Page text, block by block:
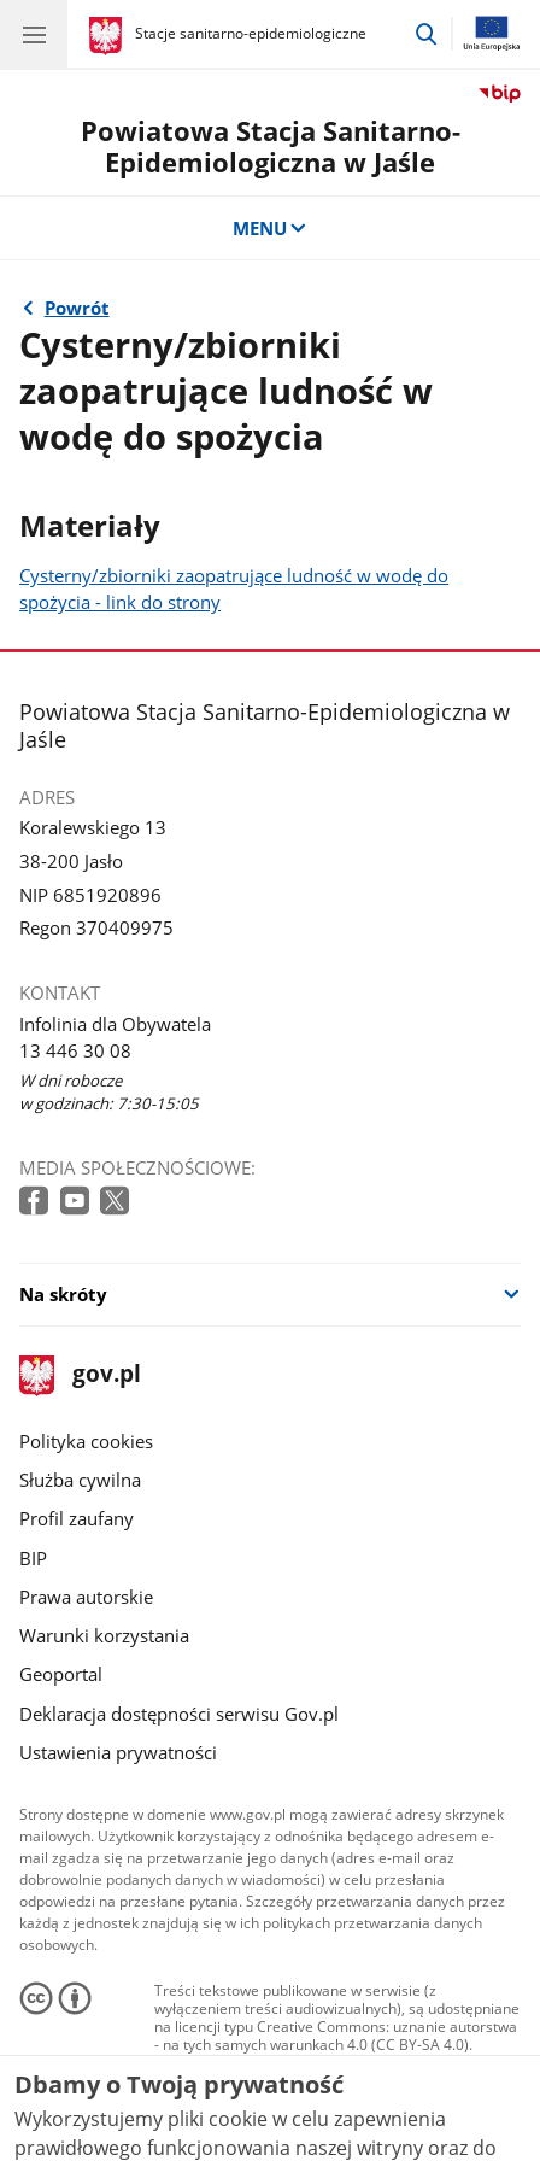
gov.pl
Stacje sanitarno-epidemiologiczne
gov.pl
Stacje
przejdź
Powiatowa Stacja Sanitarno-
Epidemiologiczna w Jaśle
MENU
Powrót
Cysterny/zbiorniki
zaopatrujące ludność w
wodę do spożycia
Materiały
Cysterny/zbiorniki zaopatrujące ludność w wodę do
spożycia - link do strony
stopka
Powiatowa Stacja Sanitarno-Epidemiologiczna w
Jaśle
ADRES
Koralewskiego 13
38-200 Jasło
NIP 6851920896
Regon 370409975
KONTAKT
Infolinia dla Obywatela
13 446 30 08
W dni robocze
w godzinach: 7:30-15:05
MEDIA SPOŁECZNOŚCIOWE:
Na skróty
stopka
gov.pl
Strona
gov.pl
gov.pl
Polityka cookies
Służba cywilna
Profil zaufany
BIP
Prawa autorskie
Warunki korzystania
Geoportal
Deklaracja dostępności serwisu Gov.pl
Ustawienia prywatności
Strony dostępne w domenie www.gov.pl mogą zawierać adresy skrzynek
mailowych. Użytkownik korzystający z odnośnika będącego adresem e-
mail zgadza się na przetwarzanie jego danych (adres e-mail oraz
dobrowolnie podanych danych w wiadomości) w celu przesłania
odpowiedzi na przesłane pytania. Szczegóły przetwarzania danych przez
każdą z jednostek znajdują się w ich politykach przetwarzania danych
osobowych.
Treści tekstowe publikowane w serwisie (z
wyłączeniem treści audiowizualnych), są udostępniane
na licencji typu Creative Commons: uznanie autorstwa
- na tych samych warunkach 4.0 (CC BY-SA 4.0).
Materiały audiowizualne, w tym zdjęcia, materiały
audio i wideo, są udostępniane na licencji typu
Creative Commons: uznanie autorstwa użycie
niekomercyjne - bez utworów zależnych 4.0 (CC BY-
NC-ND 4.0), o ile nie jest to stwierdzone inaczej.
Dbamy o Twoją prywatność
Wykorzystujemy pliki cookie w celu zapewnienia
prawidłowego funkcjonowania naszej witryny oraz do